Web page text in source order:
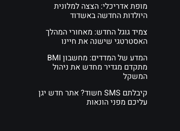
מופת אדריכלי: הצצה למלונית
היולדות החדשה באשדוד
צמיד גוגל החדש: מאחורי המהלך
האסטרטגי שישנה את חיינו
המדע של המדדים: מחשבון BMI
מתקדם מגדיר מחדש את ניהול
המשקל
קיבלתם SMS חשוד? אתר חדש יגן
עליכם מפני הונאות